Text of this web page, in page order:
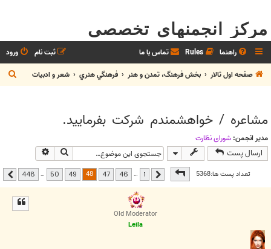
مرکز انجمنهای تخصصی
راهنما Rules تماس با ما ورود
ثبت نام
صفحه اول تالار
بخش فرهنگ، تمدن و هنر فرهنگي هنري شعر و ادبيات
ج
س
مشاعره / خواهشمندم شرکت بفرماييد.
مدیر انجمن: شوراي نظارت
ارسال پست جستجو
تعداد پست ها:5368
صفحه48از 448 قبلی …
46
47
48
49
50
…
448 بعدی
Old Moderator
Leila